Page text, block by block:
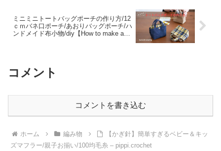
ミニミニトートバッグポーチの作り方/12
ｃｍバネ口ポーチ/あおりバッグポーチ/ハ
ンドメイド布小物/diy【How to make a
コメント
コメントを書き込む
ホーム 編み物
【かぎ針】簡単すぎるベビー＆キッ
ズマフラー/親子お揃い/100均毛糸 – pippi.crochet